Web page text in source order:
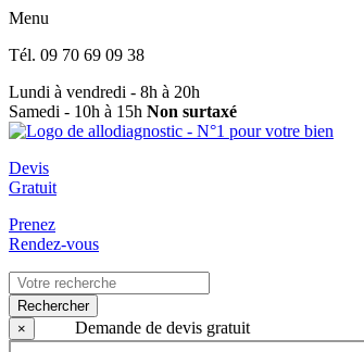
Menu
Tél. 09 70 69 09 38
Lundi à vendredi - 8h à 20h
Samedi - 10h à 15h Non surtaxé
Devis
Gratuit
Prenez
Rendez-vous
Rechercher
×
Demande de devis gratuit